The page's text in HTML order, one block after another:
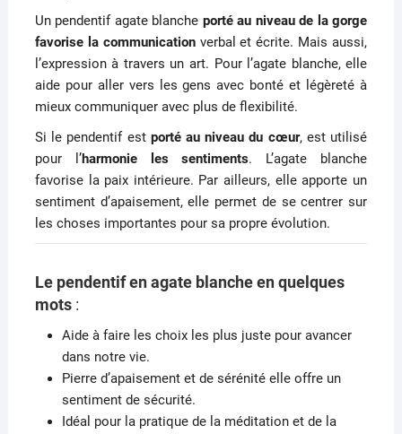
Un pendentif agate blanche porté au niveau de la gorge
favorise la communicationverbal et écrite. Mais aussi,
l’expression à travers un art. Pour l’agate blanche, elle
aide pour aller vers les gens avec bonté et légèreté à
mieux communiquer avec plus de flexibilité.
Si le pendentif est porté au niveau du cœur, est utilisé
pour l’harmonie les sentiments. L’agate blanche
favorise la paix intérieure. Par ailleurs, elle apporte un
sentiment d’apaisement, elle permet de se centrer sur
les choses importantes pour sa propre évolution.
Le pendentif en agate blanche en quelques
mots:
Aide à faire les choix les plus juste pour avancer
dans notre vie.
Pierre d’apaisement et de sérénité elle offre un
sentiment de sécurité.
Idéal pour la pratique de la méditation et de la